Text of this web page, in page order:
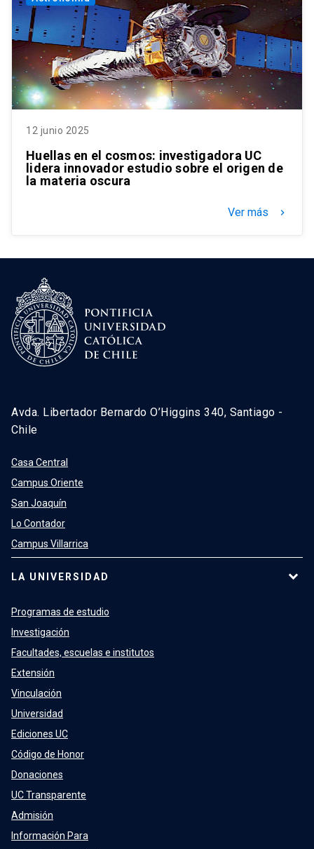
12 junio 2025
Huellas en el cosmos: investigadora UC
lidera innovador estudio sobre el origen de
la materia oscura
Ver más keyboard_arrow_right
Avda. Libertador Bernardo O’Higgins 340, Santiago -
Chile
Casa Central
Campus Oriente
San Joaquín
Lo Contador
Campus Villarrica
LA UNIVERSIDAD
Programas de estudio
Investigación
Facultades, escuelas e institutos
Extensión
Vinculación
Universidad
Ediciones UC
Código de Honor
Donaciones
UC Transparente
Admisión
Información Para